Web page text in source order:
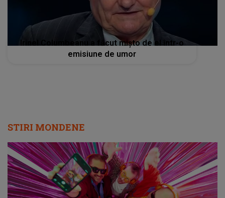
Irinel Columbeanu a făcut mișto de el într-o
emisiune de umor
STIRI MONDENE